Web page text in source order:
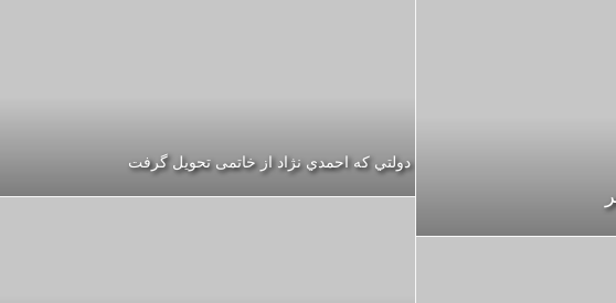
دولتي كه احمدي نژاد از خاتمی تحويل گرفت